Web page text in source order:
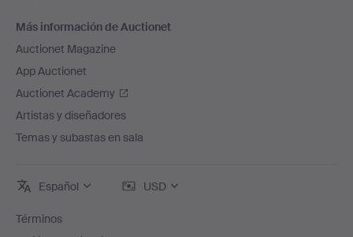
Más información de Auctionet
Auctionet Magazine
App Auctionet
Auctionet Academy
Artistas y diseñadores
Temas y subastas en sala
Español USD
Términos